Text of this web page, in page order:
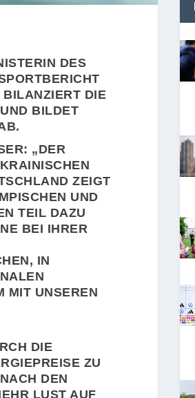
DES
BILANZIERT DIE
BILDET
„DER
ZEIGT
UND
TEIL DAZU
BEI IHRER
IN
MIT UNSEREN
DIE
ZU
DEN
LUST AUF